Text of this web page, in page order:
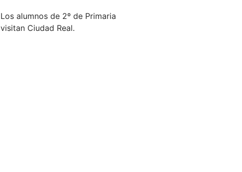
Los alumnos de 2º de Primaria
visitan Ciudad Real.